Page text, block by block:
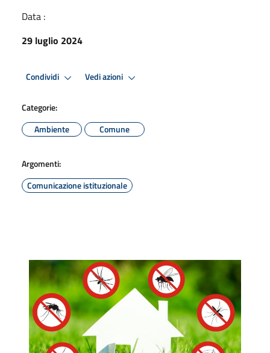
Data :
29 luglio 2024
Condividi Vedi azioni
Categorie:
Ambiente
Comune
Argomenti:
Comunicazione istituzionale